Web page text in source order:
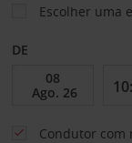
Escolher uma
DE
Condutor com